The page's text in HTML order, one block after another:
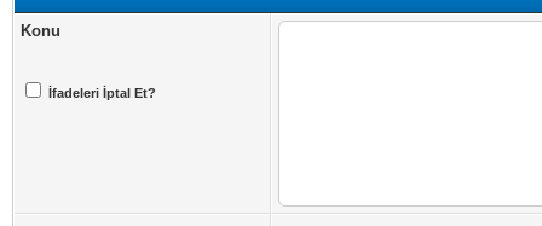
Konu
İfadeleri İptal Et?